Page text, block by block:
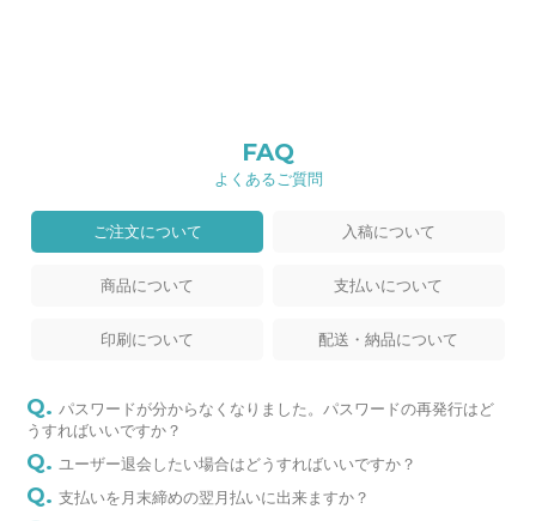
FAQ
よくあるご質問
ご注文について 入稿について
商品について 支払いについて
印刷について 配送・納品について
パスワードが分からなくなりました。パスワードの再発行はど
うすればいいですか？
ユーザー退会したい場合はどうすればいいですか？
支払いを月末締めの翌月払いに出来ますか？